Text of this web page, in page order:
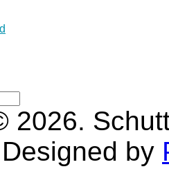
2026.
by